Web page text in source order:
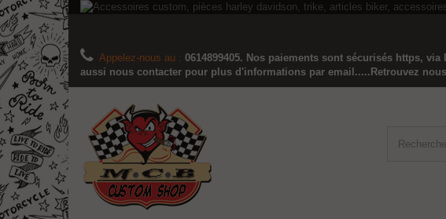
Appelez-nous au : 0614899405. Nos paiements sont sécurisés https,
aussi nous contacter pour plus d'informations par email.....Retrouvez